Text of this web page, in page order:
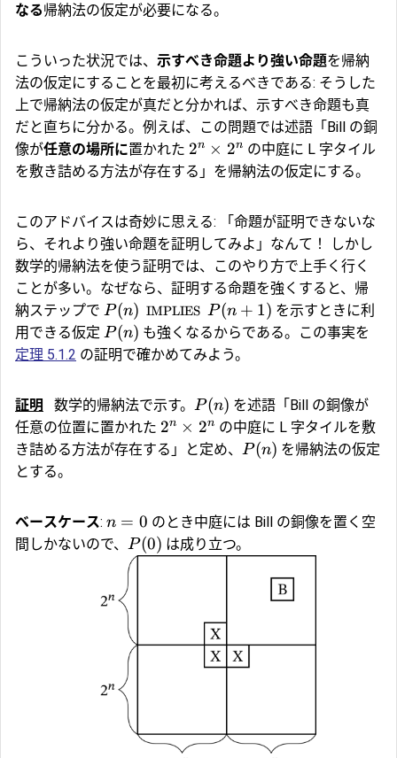
なる帰納法の仮定が必要になる。
こういった状況では、 示すべき命題より強い命題を帰納
法の仮定にすることを最初に考えるべきである: そうした
上で帰納法の仮定が真だと分かれば、示すべき命題も真
だと直ちに分かる。例えば、この問題では述語「Bill の銅
像が任意の場所に置かれた 2n × 2n の中庭に L 字タイル
を敷き詰める方法が存在する」を帰納法の仮定にする。
このアドバイスは奇妙に思える: 「命題が証明できないな
ら、それより強い命題を証明してみよ」なんて！ しかし
数学的帰納法を使う証明では、このやり方で上手く行く
ことが多い。なぜなら、証明する命題を強くすると、帰
納ステップで P(n) IMPLIES P(n + 1) を示すときに利
用できる仮定 P(n) も強くなるからである。この事実を
定理 5.1.2 の証明で確かめてみよう。
証明 数学的帰納法で示す。 P(n) を述語「Bill の銅像が
任意の位置に置かれた 2n × 2n の中庭に L 字タイルを敷
き詰める方法が存在する」と定め、 P(n) を帰納法の仮定
とする。
ベースケース: n = 0 のとき中庭には Bill の銅像を置く空
間しかないので、 P(0) は成り立つ。